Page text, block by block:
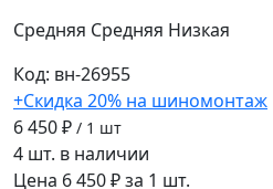
Средняя Средняя Низкая
Код: вн-26955
+Скидка 20% на шиномонтаж
6 450 ₽ / 1 шт
4 шт. в наличии
Цена 6 450 ₽ за 1 шт.